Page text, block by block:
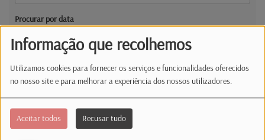
Informação que recolhemos
Utilizamos cookies para fornecer os serviços e funcionalidades oferecidos
no nosso site e para melhorar a experiência dos nossos utilizadores.
Aceitar todos Recusar tudo
Procurar por data